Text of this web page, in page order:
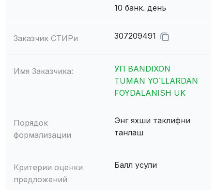
10 банк. день
Заказчик СТИРи 307209491
Имя Заказчика:
УП BANDIXON
TUMAN YO`LLARDAN
FOYDALANISH UK
Порядок
формализации
Энг яхши таклифни
танлаш
Критерии оценки
предложений
Балл усули